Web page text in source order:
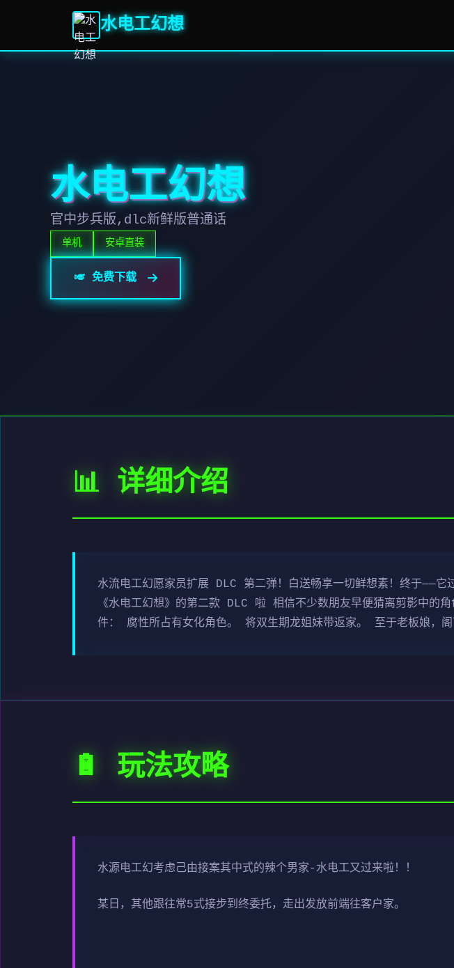
水电工幻想
水电工幻想
官中步兵版,dlc新鲜版普通话
单机 安卓直装
🎺 免费下载
📊 详细介绍
水流电工幻愿家员扩展 DLC 第二弹！白送畅享一切鲜想素！终于——
《水电工幻想》的第二款 DLC 啦 相信不少数朋友早便猜离剪影中的
件： 腐性所占有女化角色。 将双生期龙姐妹带返家。 至于老板娘，阁
🔋 玩法攻略
水源电工幻考虑己由接案其中式的辣个男家-水电工又过来啦！！
某日，其他跟往常5式接步到终委托，走出发放前端往客户家。